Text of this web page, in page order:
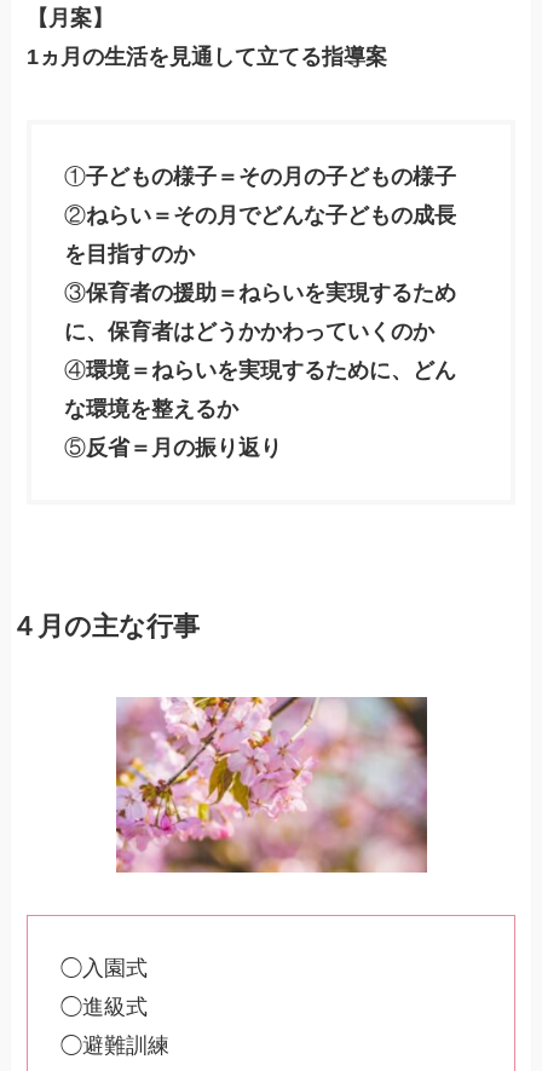
【月案】
1ヵ月の生活を見通して立てる指導案
①子どもの様子＝その月の子どもの様子
②ねらい＝その月でどんな子どもの成長
を目指すのか
③保育者の援助＝ねらいを実現するため
に、保育者はどうかかわっていくのか
④環境＝ねらいを実現するために、どん
な環境を整えるか
⑤反省＝月の振り返り
４月の主な行事
◯入園式
◯進級式
◯避難訓練